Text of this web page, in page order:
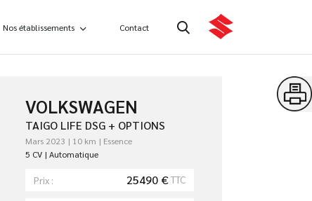
Nos établissements Contact
VOLKSWAGEN
TAIGO LIFE DSG + OPTIONS
Mars 2023 10 km
Essence
5 CV
Automatique
Prix : 25490 €TTC